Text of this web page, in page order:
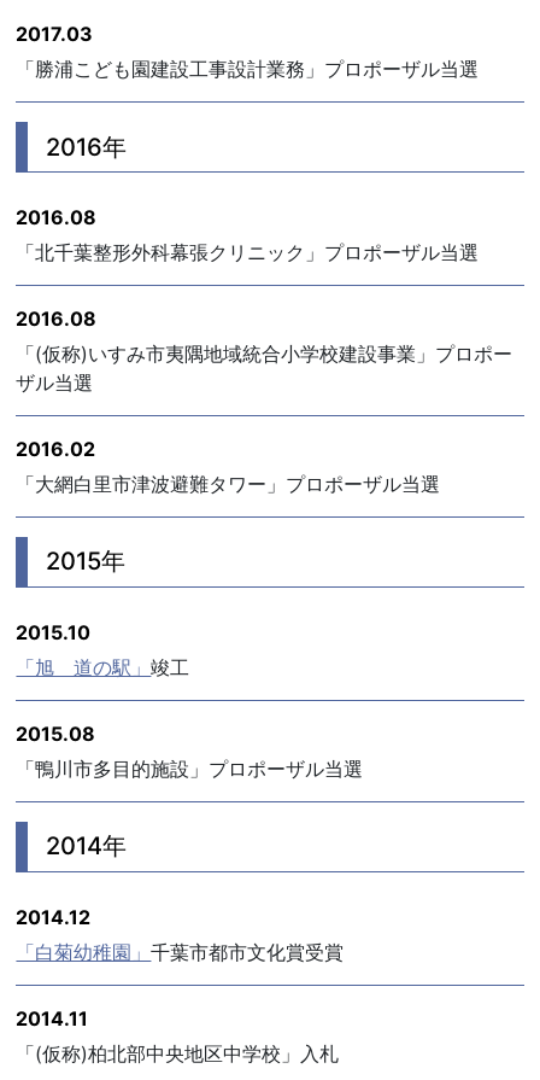
2017.03
「勝浦こども園建設工事設計業務」プロポーザル当選
2016年
2016.08
「北千葉整形外科幕張クリニック」プロポーザル当選
2016.08
「(仮称)いすみ市夷隅地域統合小学校建設事業」プロポー
ザル当選
2016.02
「大網白里市津波避難タワー」プロポーザル当選
2015年
2015.10
「旭 道の駅」竣工
2015.08
「鴨川市多目的施設」プロポーザル当選
2014年
2014.12
「白菊幼稚園」千葉市都市文化賞受賞
2014.11
「(仮称)柏北部中央地区中学校」入札